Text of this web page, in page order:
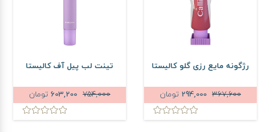
رژگونه مایع رزی گلو کالیستا
367,600
294,000 تومان
تینت لب پیل آف کالیستا
754,000 تومان